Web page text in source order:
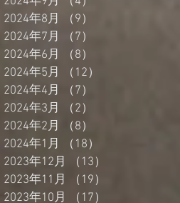
2024年8月
（9）
2024年7月
（7）
2024年6月
（8）
2024年5月
（12）
2024年4月
（7）
2024年3月
（2）
2024年2月
（8）
2024年1月
（18）
2023年12月
（13）
2023年11月
（19）
2023年10月
（17）